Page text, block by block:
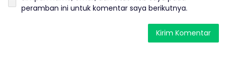
peramban ini untuk komentar saya berikutnya.